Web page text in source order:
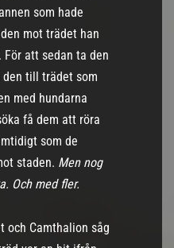
som hade
mot trädet han
att sedan ta den
den till trädet som
med hundarna
få dem att röra
som de
staden. Men nog
Och med fler.
och Camthalion såg